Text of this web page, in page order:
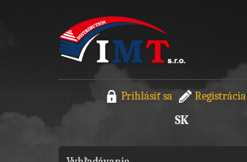
Prihlásiť sa Registrácia
SK